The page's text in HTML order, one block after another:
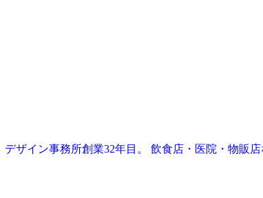
デザイン事務所創業32年目。 飲食店・医院・物販